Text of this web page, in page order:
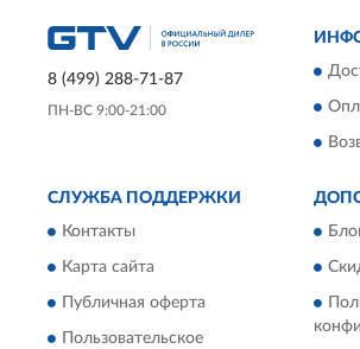
8 (499) 288-71-87
ПН-ВС 9:00-21:00
СЛУЖБА ПОДДЕРЖКИ
Контакты
Карта сайта
Публичная оферта
Пользовательское